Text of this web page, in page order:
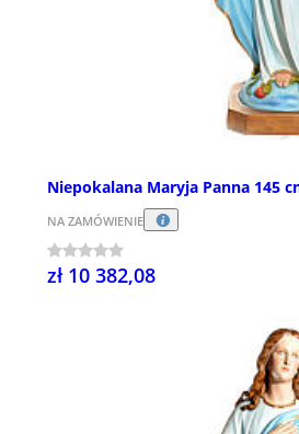
Niepokalana Maryja Panna 145
NA ZAMÓWIENIE
zł 10 382,08